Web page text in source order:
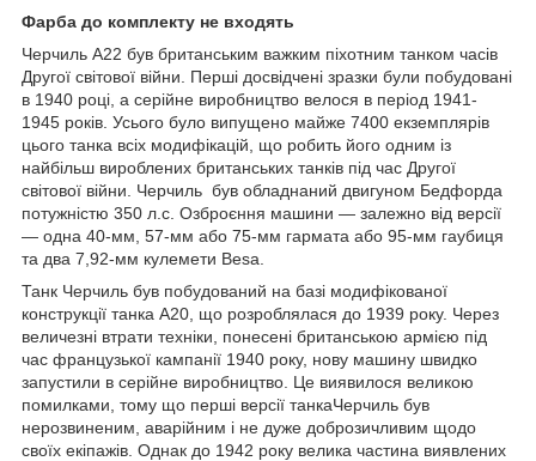
Фарба до комплекту не входять
Черчиль А22 був британським важким піхотним танком часів
Другої світової війни. Перші досвідчені зразки були побудовані
в 1940 році, а серійне виробництво велося в період 1941-
1945 років. Усього було випущено майже 7400 екземплярів
цього танка всіх модифікацій, що робить його одним із
найбільш вироблених британських танків під час Другої
світової війни. Черчиль був обладнаний двигуном Бедфорда
потужністю 350 л.с. Озброєння машини — залежно від версії
— одна 40-мм, 57-мм або 75-мм гармата або 95-мм гаубиця
та два 7,92-мм кулемети Besa.
Танк Черчиль був побудований на базі модифікованої
конструкції танка А20, що розроблялася до 1939 року. Через
величезні втрати техніки, понесені британською армією під
час французької кампанії 1940 року, нову машину швидко
запустили в серійне виробництво. Це виявилося великою
помилками, тому що перші версії танкаЧерчиль був
нерозвиненим, аварійним і не дуже доброзичливим щодо
своїх екіпажів. Однак до 1942 року велика частина виявлених